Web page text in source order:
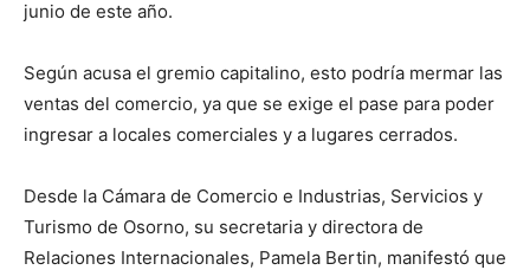
junio de este año.
Según acusa el gremio capitalino, esto podría mermar las
ventas del comercio, ya que se exige el pase para poder
ingresar a locales comerciales y a lugares cerrados.
Desde la Cámara de Comercio e Industrias, Servicios y
Turismo de Osorno, su secretaria y directora de
Relaciones Internacionales, Pamela Bertin, manifestó que